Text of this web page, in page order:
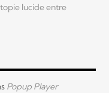
lucide entre
Popup Player